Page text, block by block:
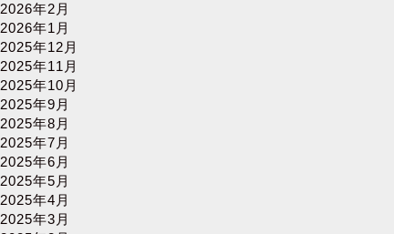
2026年2月
2026年1月
2025年12月
2025年11月
2025年10月
2025年9月
2025年8月
2025年7月
2025年6月
2025年5月
2025年4月
2025年3月